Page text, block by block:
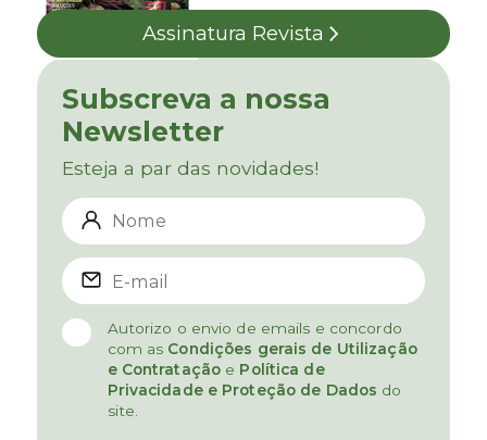
Assinatura Revista
Subscreva a nossa
Newsletter
Esteja a par das novidades!
Autorizo o envio de emails e concordo
com as Condições gerais de Utilização
e Contratação e Política de
Privacidade e Proteção de Dados do
site.